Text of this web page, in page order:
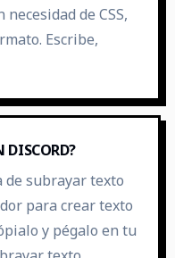
de CSS,
Escribe,
DISCORD?
de subrayar texto
para crear texto
y pégalo en tu